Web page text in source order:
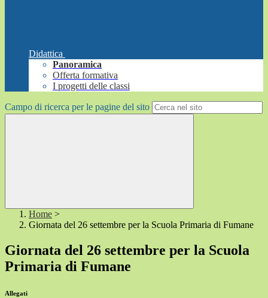
Didattica
Panoramica
Offerta formativa
I progetti delle classi
Campo di ricerca per le pagine del sito
Home >
Giornata del 26 settembre per la Scuola Primaria di Fumane
Giornata del 26 settembre per la Scuola
Primaria di Fumane
Allegati